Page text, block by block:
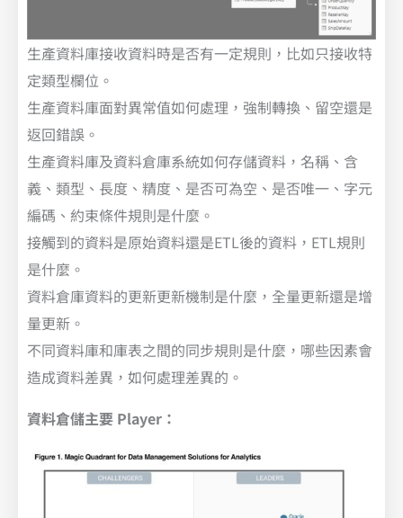
生產資料庫接收資料時是否有一定規則，比如只接收特
定類型欄位。
生產資料庫面對異常值如何處理，強制轉換、留空還是
返回錯誤。
生產資料庫及資料倉庫系統如何存儲資料，名稱、含
義、類型、長度、精度、是否可為空、是否唯一、字元
編碼、約束條件規則是什麼。
接觸到的資料是原始資料還是ETL後的資料，ETL規則
是什麼。
資料倉庫資料的更新更新機制是什麼，全量更新還是增
量更新。
不同資料庫和庫表之間的同步規則是什麼，哪些因素會
造成資料差異，如何處理差異的。
資料倉儲主要 Player：